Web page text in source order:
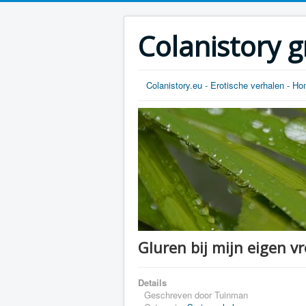
Colanistory
Colanistory.eu - Erotische verhalen -
Gluren bij mijn eigen
Details
Geschreven door Tuinman